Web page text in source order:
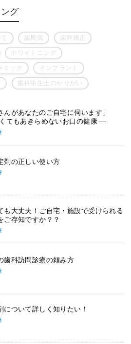
グ
歯周病 歯列矯正
ホワイトニング
ミック インプラント
歯科衛生士のやりがい
んがあなたのご自宅に伺います」
てもあきらめないお口の健康 ―
剤の正しい使い方
も大丈夫！ご自宅・施設で受けられる
ご存知ですか？？
歯科訪問診療の頼み方
について詳しく知りたい！